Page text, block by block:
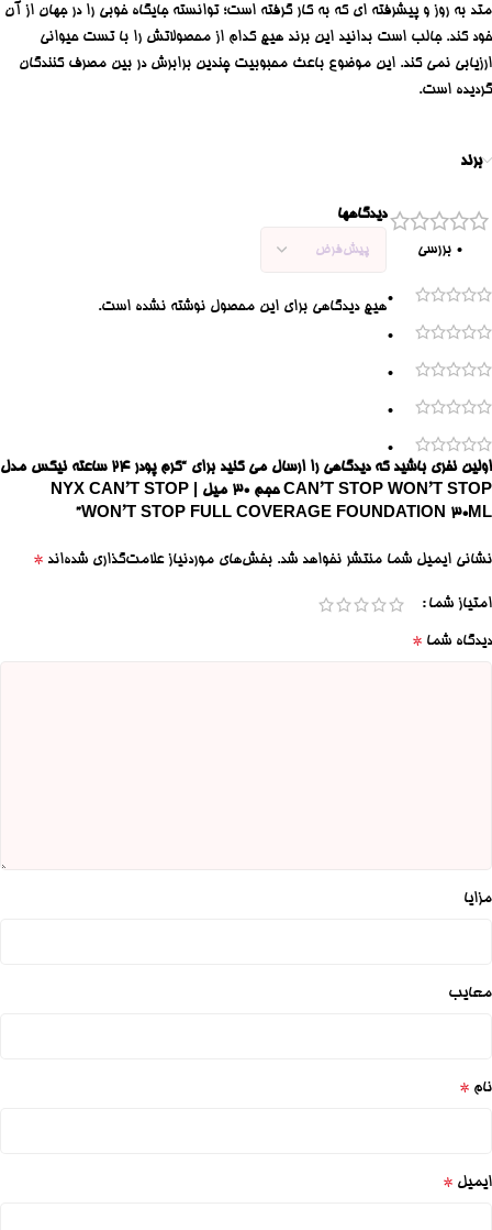
متد به روز و پیشرفته ای که به کار گرفته است؛ توانسته جایگاه خوبی را در جهان از آن
خود کند. جالب است بدانید این برند هیچ کدام از محصولاتش را با تست حیوانی
ارزیابی نمی‌ کند. این موضوع باعث محبوبیت چندین برابرش در بین مصرف کنندگان
گردیده است.
برند
0 بررسی
0
0
0
0
0
دیدگاهها
هیچ دیدگاهی برای این محصول نوشته نشده است.
اولین نفری باشید که دیدگاهی را ارسال می کنید برای “کرم پودر ۲۴ ساعته نیکس مدل
CAN’T STOP WON’T STOP حجم ۳۰ میل | NYX CAN’T STOP
WON’T STOP FULL COVERAGE FOUNDATION 30ML”
نشانی ایمیل شما منتشر نخواهد شد. بخش‌های موردنیاز علامت‌گذاری شده‌اند *
امتیاز شما
دیدگاه شما *
مزایا
معایب
نام *
ایمیل *